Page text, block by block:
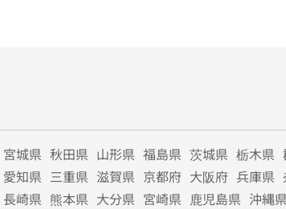
宮城県 秋田県 山形県 福島県 茨城県 栃木県
愛知県 三重県 滋賀県 京都府 大阪府 兵庫県
長崎県 熊本県 大分県 宮崎県 鹿児島県 沖縄県